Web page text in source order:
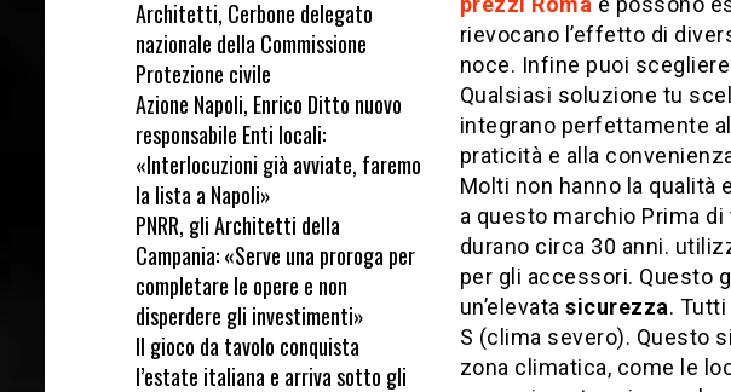
rievocano l’effetto di
noce. Infine puoi
Qualsiasi soluzione tu
integrano perfettamente
praticità e alla
Molti non hanno la qualità
a questo marchio Prima
durano circa 30 anni.
per gli accessori. Questo
un’elevata sicurezza. Tutti
S (clima severo). Questo
zona climatica, come le
Architetti, Cerbone delegato
nazionale della Commissione
Protezione civile
Azione Napoli, Enrico Ditto nuovo
responsabile Enti locali:
«Interlocuzioni già avviate, faremo
la lista a Napoli»
PNRR, gli Architetti della
Campania: «Serve una proroga per
completare le opere e non
disperdere gli investimenti»
Il gioco da tavolo conquista
l’estate italiana e arriva sotto gli